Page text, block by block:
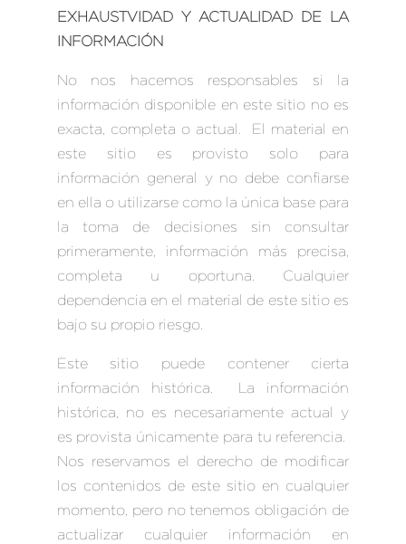
EXHAUSTVIDAD Y ACTUALIDAD DE LA
INFORMACIÓN
No nos hacemos responsables si la
información disponible en este sitio no es
exacta, completa o actual. El material en
este sitio es provisto solo para
información general y no debe confiarse
en ella o utilizarse como la única base para
la toma de decisiones sin consultar
primeramente, información más precisa,
completa u oportuna. Cualquier
dependencia en el material de este sitio es
bajo su propio riesgo.
Este sitio puede contener cierta
información histórica. La información
histórica, no es necesariamente actual y
es provista únicamente para tu referencia.
Nos reservamos el derecho de modificar
los contenidos de este sitio en cualquier
momento, pero no tenemos obligación de
actualizar cualquier información en